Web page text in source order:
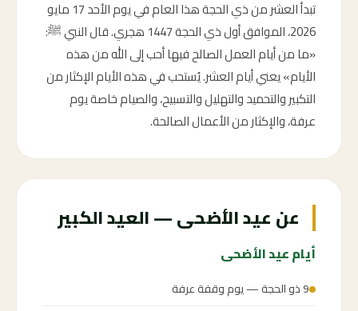
تبدأ العشر من ذي الحجة هذا العام في يوم الأحد 17 مايو
2026، الموافق أول ذي الحجة 1447 هجري. قال النبي ﷺ:
«ما من أيام العمل الصالح فيها أحب إلى الله من هذه
الأيام» يعني أيام العشر. يُستحب في هذه الأيام الإكثار من
التكبير والتحميد والتهليل والتسبيح، والصيام خاصة يوم
عرفة، والإكثار من الأعمال الصالحة.
عن عيد الأضحى — العيد الكبير
أيام عيد الأضحى
9 ذو الحجة — يوم وقفة عرفة